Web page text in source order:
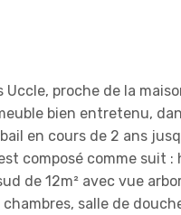
Uccle, proche de la
bien entretenu,
en cours de 2 ans
composé comme suit
de 12m² avec vue
salle de